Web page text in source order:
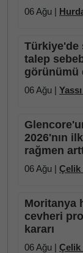
06 Ağu |
Türkiye'de
talep
görünümü
06 Ağu |
2026'nın
rağmen
06 Ağu | Çelik
Moritanya
cevheri
kararı
06 Ağu | Çelik